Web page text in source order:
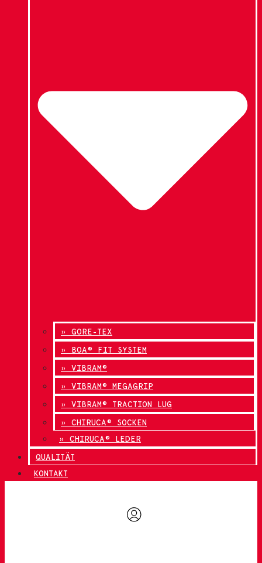
» GORE-TEX
» BOA® FIT SYSTEM
» VIBRAM®
» VIBRAM® MEGAGRIP
» VIBRAM® TRACTION LUG
» CHIRUCA® SOCKEN
» CHIRUCA® LEDER
QUALITÄT
KONTAKT